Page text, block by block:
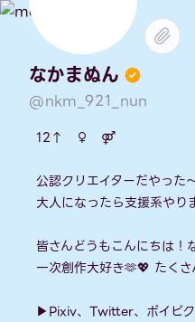
なかまぬん
@nkm_921_nun
12↑ ♀ ⚤
公認クリエイターだやった
大人になったら支援系や
皆さんどうもこんにちは！
一次創作大好き🫶💖 たく
▶Pixiv、Twitter、ポイピ